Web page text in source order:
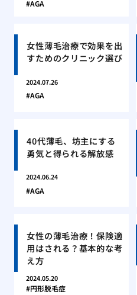
AGA
女性薄毛治療で効果を出
すためのクリニック選び
2024.07.26
AGA
40代薄毛、坊主にする
勇気と得られる解放感
2024.06.24
AGA
女性の薄毛治療！保険適
用はされる？基本的な考
え方
2024.05.20
円形脱毛症